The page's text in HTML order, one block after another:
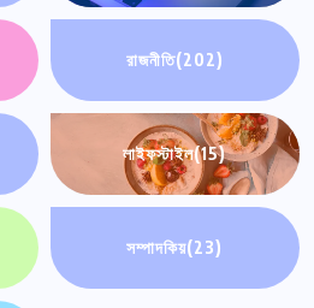
রাজনীতি(202)
লাইফস্টাইল(15)
সম্পাদকিয়(23)